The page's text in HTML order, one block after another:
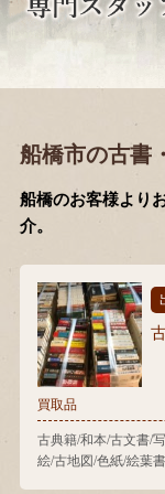
船橋市の古書
船橋のお客様より
介。
買取品
古典籍/和本/古文書/
絵/古地図/色紙/絵葉